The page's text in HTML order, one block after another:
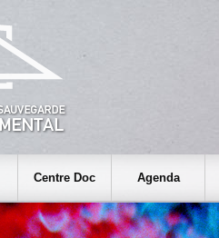
Centre Doc Agenda